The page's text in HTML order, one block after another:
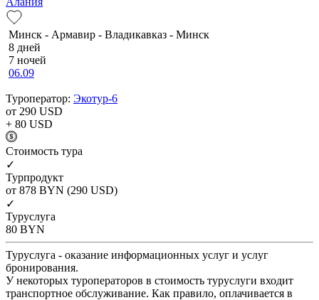
Минск - Армавир - Владикавказ - Минск
8 дней
7 ночей
06.09
Туроператор: Экотур-6
от 290 USD
+ 80 USD
Cтоимость тура
✓
Турпродукт
от 878 BYN (290 USD)
✓
Туруслуга
80 BYN
Туруслуга - оказание информационных услуг и услуг
бронирования.
У некоторых туроператоров в стоимость туруслуги входит
транспортное обслуживание. Как правило, оплачивается в